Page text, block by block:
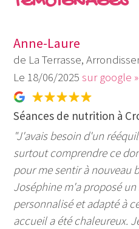
Anne-Laure
de La Terrasse,
18/06/2025sur google »
Séances de nutrition à
"J'avais besoin d'un
surtout comprendre ce
pour me sentir à nouveau
Joséphine m'a proposé un
personnalisé et adapté à
accueil a été chaleureux.